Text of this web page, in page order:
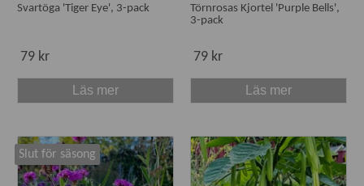
Svartöga 'Tiger Eye', 3-pack
79 kr
Läs mer
Törnrosas Kjortel 'Purple Bells',
3-pack
79 kr
Läs mer
Slut för säsong